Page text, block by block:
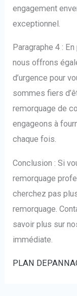
engagement
exceptionnel.
Paragraphe 4 :
nous offrons
d’urgence pour
sommes fiers
remorquage de
engageons à
chaque fois.
Conclusion : Si
remorquage
cherchez pas
remorquage.
savoir plus sur
immédiate.
PLAN